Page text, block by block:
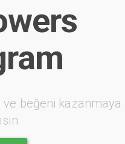
beğeni kazanmaya